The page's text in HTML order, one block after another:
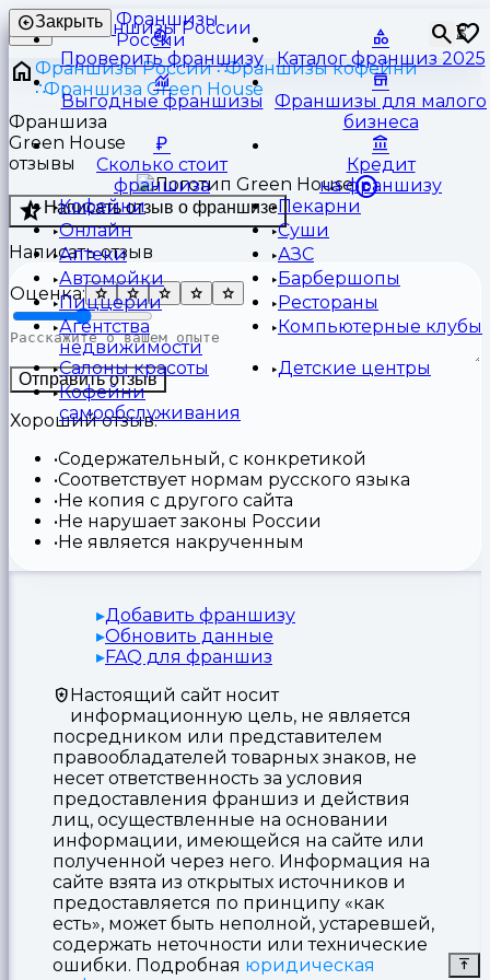
Франшизы
России
⏳
Закрыть
Проверить франшизу Каталог франшиз 2025
Выгодные франшизы Франшизы для малого
бизнеса
Сколько стоит
франшиза
Кредит
на франшизу
Кофейни
Пекарни
Онлайн
Суши
Аптеки
АЗС
Автомойки
Барбершопы
Пиццерии
Рестораны
Агентства
недвижимости
Компьютерные клубы
Салоны красоты
Детские центры
Кофейни
самообслуживания
Франшизы России
Франшизы кофейни
Франшиза Green House
Франшиза
Green House
отзывы
Написать отзыв о франшизе
Написать отзыв
Оценка:
Отправить отзыв
Хороший отзыв:
Содержательный, с конкретикой
Соответствует нормам русского языка
Не копия с другого сайта
Не нарушает законы России
Не является накрученным
Добавить франшизу
Обновить данные
FAQ для франшиз
Настоящий сайт носит
информационную цель, не является
посредником или представителем
правообладателей товарных знаков, не
несет ответственность за условия
предоставления франшиз и действия
лиц, осуществленные на основании
информации, имеющейся на сайте или
полученной через него. Информация на
сайте взята из открытых источников и
предоставляется по принципу «как
есть», может быть неполной, устаревшей,
содержать неточности или технические
ошибки. Подробная юридическая